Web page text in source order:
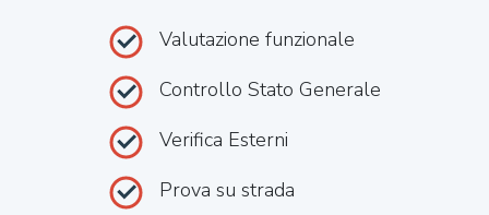
Valutazione funzionale
Controllo Stato Generale
Verifica Esterni
Prova su strada